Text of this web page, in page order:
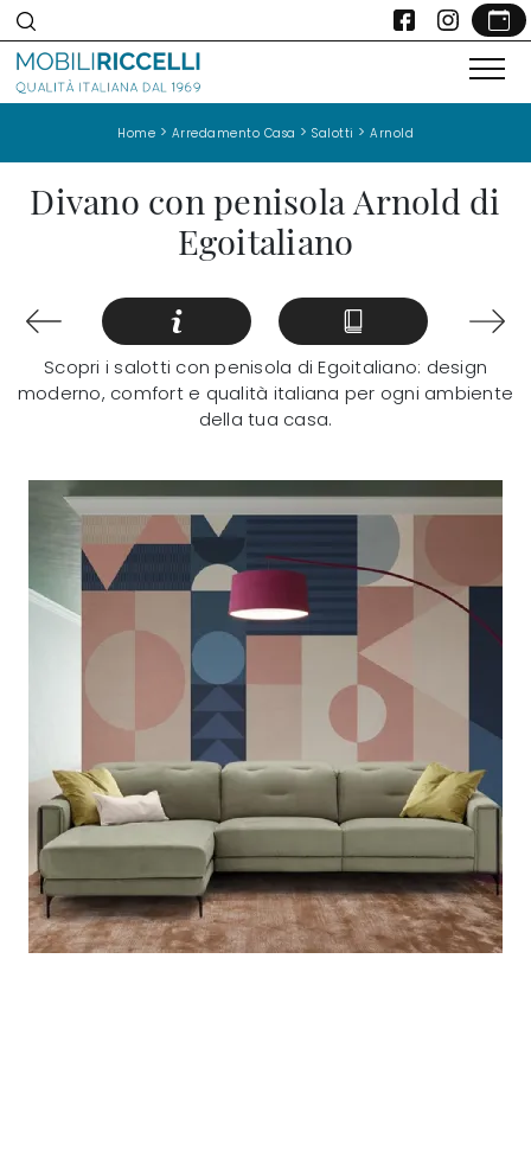
Home > Arredamento Casa > Salotti > Arnold
Divano con penisola Arnold di
Egoitaliano
Scopri i salotti con penisola di Egoitaliano: design
moderno, comfort e qualità italiana per ogni ambiente
della tua casa.